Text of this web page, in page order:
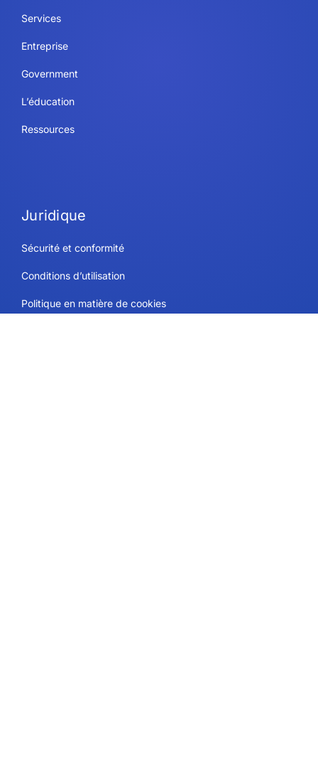
Services
Entreprise
Government
L’éducation
Ressources
Juridique
Sécurité et conformité
Conditions d’utilisation
Politique en matière de cookies